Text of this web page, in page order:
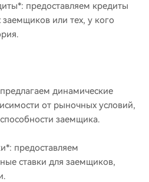
предоставляем кредиты
или тех, у кого
динамические
от рыночных условий,
заемщика.
предоставляем
ставки для заемщиков,